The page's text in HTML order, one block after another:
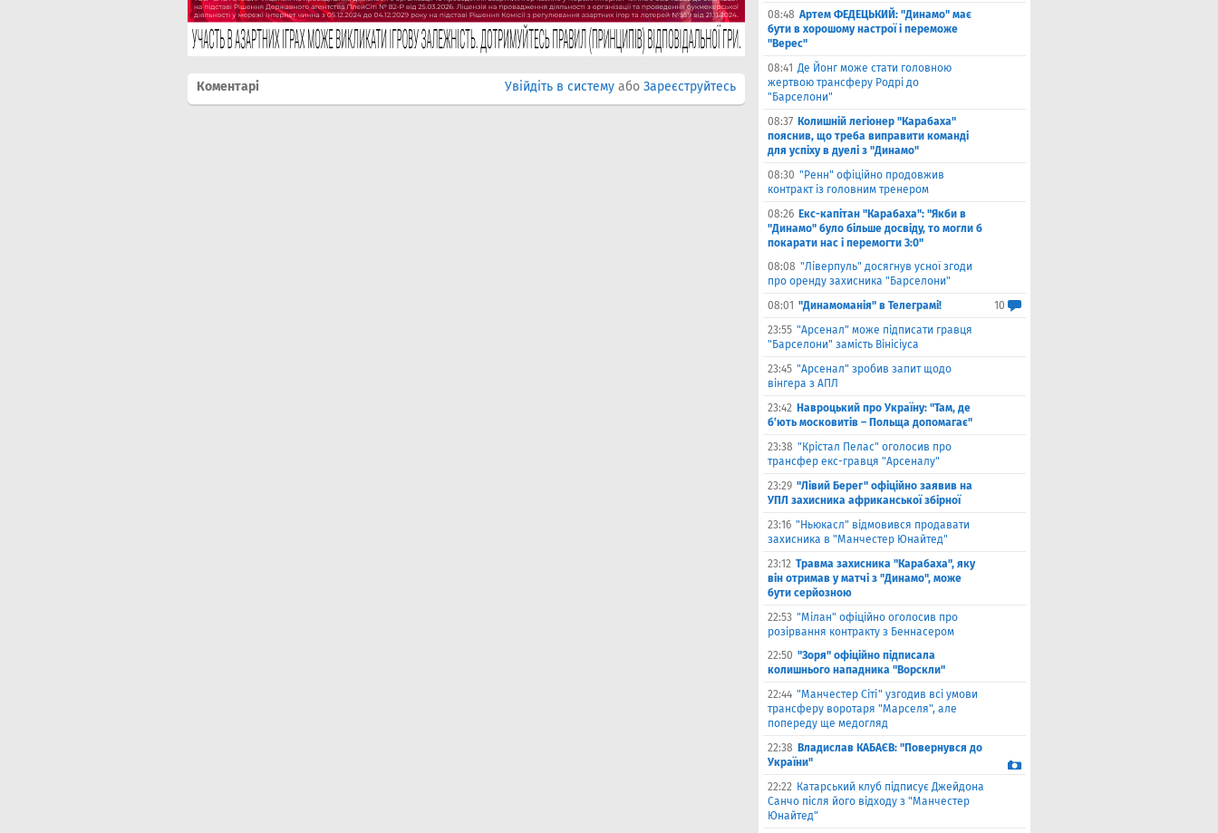
Коментарі Увійдіть в систему або Зареєструйтесь
08:48 Артем ФЕДЕЦЬКИЙ: "Динамо" має
бути в хорошому настрої і переможе
"Верес"
08:41 Де Йонг може стати головною
жертвою трансферу Родрі до
"Барселони"
08:37 Колишній легіонер "Карабаха"
пояснив, що треба виправити команді
для успіху в дуелі з "Динамо"
08:30 "Ренн" офіційно продовжив
контракт із головним тренером
08:26 Екс-капітан "Карабаха": "Якби в
"Динамо" було більше досвіду, то могли б
покарати нас і перемогти 3:0"
08:08 "Ліверпуль" досягнув усної згоди
про оренду захисника "Барселони"
08:01 "Динамоманія" в Телеграмі!
10
23:55 "Арсенал" може підписати гравця
"Барселони" замість Вінісіуса
23:45 "Арсенал" зробив запит щодо
вінгера з АПЛ
23:42 Навроцький про Україну: "Там, де
б’ють московитів – Польща допомагає"
23:38 "Крістал Пелас" оголосив про
трансфер екс-гравця "Арсеналу"
23:29 "Лівий Берег" офіційно заявив на
УПЛ захисника африканської збірної
23:16 "Ньюкасл" відмовився продавати
захисника в "Манчестер Юнайтед"
23:12 Травма захисника "Карабаха", яку
він отримав у матчі з "Динамо", може
бути серйозною
22:53 "Мілан" офіційно оголосив про
розірвання контракту з Беннасером
22:50 "Зоря" офіційно підписала
колишнього нападника "Ворскли"
22:44 "Манчестер Сіті" узгодив всі умови
трансферу воротаря "Марселя", але
попереду ще медогляд
22:38 Владислав КАБАЄВ: "Повернувся до
України"
22:22 Катарський клуб підписує Джейдона
Санчо після його відходу з "Манчестер
Юнайтед"